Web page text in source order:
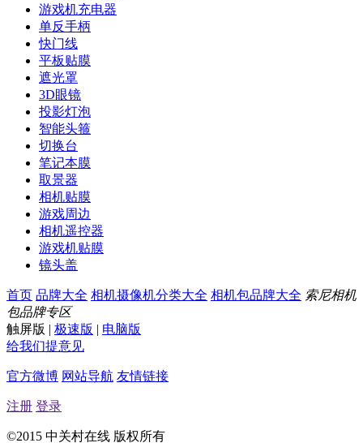
游戏机充电器
单反手柄
快门线
平板贴膜
遮光罩
3D眼镜
投影灯泡
智能头箍
切换台
笔记本膜
取景器
相机贴膜
游戏周边
相机遥控器
游戏机贴膜
镜头盖
首页 品牌大全 相机摄像机分类大全 相机包品牌大全 索尼相机
包品牌专区
触屏版 | 极速版 | 电脑版
给我们提意见
官方微博 网站导航 友情链接
注册 登录
©2015 中关村在线 版权所有